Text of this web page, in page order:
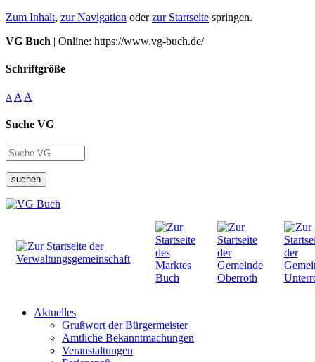
Zum Inhalt, zur Navigation oderzur Startseite springen.
VG Buch | Online: https://www.vg-buch.de/
Schriftgröße
A A A
Suche VG
suchen
Aktuelles
Grußwort der Bürgermeister
Amtliche Bekanntmachungen
Veranstaltungen